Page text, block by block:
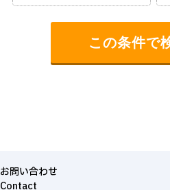
お問い合わせ
Contact